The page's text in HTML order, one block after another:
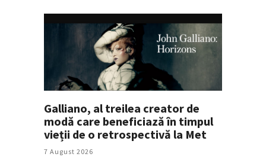
Galliano, al treilea creator de
modă care beneficiază în timpul
vieții de o retrospectivă la Met
7 August 2026